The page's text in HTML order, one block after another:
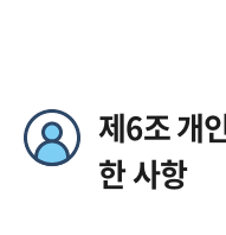
제6조 개
한 사항